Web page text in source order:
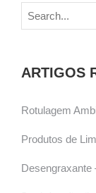
ARTIGOS
Rotulagem
Produtos de
Desengraxante